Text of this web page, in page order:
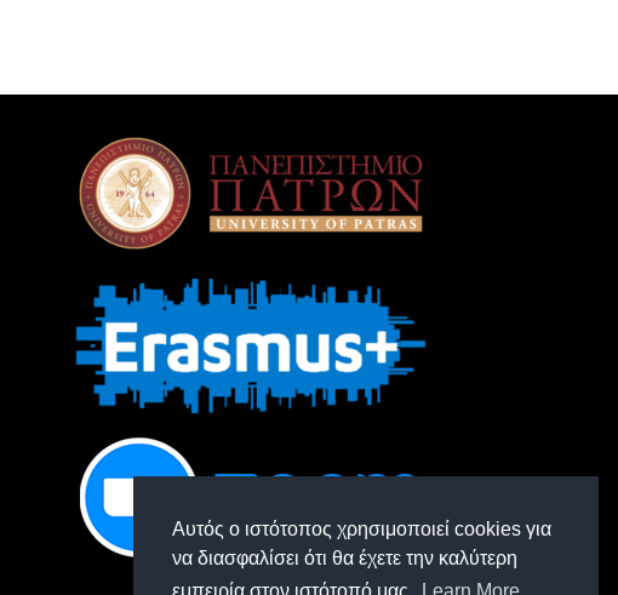
Αυτός ο ιστότοπος χρησιμοποιεί cookies για
να διασφαλίσει ότι θα έχετε την καλύτερη